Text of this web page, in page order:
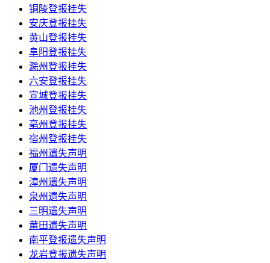
铜陵登报挂失
安庆登报挂失
黄山登报挂失
阜阳登报挂失
滁州登报挂失
六安登报挂失
宣城登报挂失
池州登报挂失
亳州登报挂失
宿州登报挂失
福州遗失声明
厦门遗失声明
漳州遗失声明
泉州遗失声明
三明遗失声明
莆田遗失声明
南平登报遗失声明
龙岩登报遗失声明